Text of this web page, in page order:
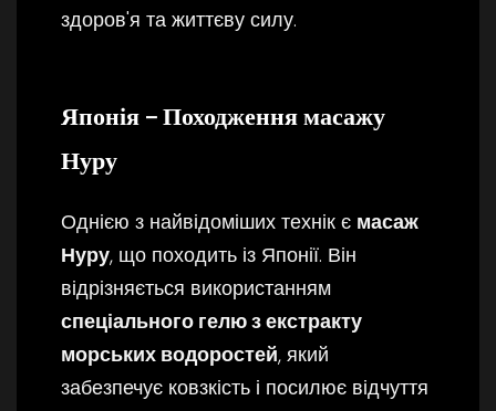
здоров'я та життєву силу.
Японія – Походження масажу
Нуру
Однією з найвідоміших технік є масаж
Нуру, що походить із Японії. Він
відрізняється використанням
спеціального гелю з екстракту
морських водоростей, який
забезпечує ковзкість і посилює відчуття